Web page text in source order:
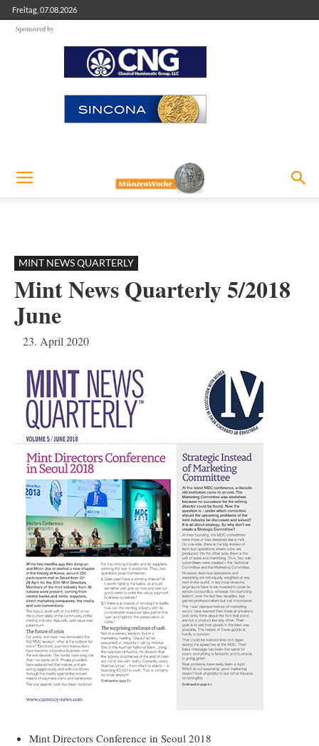
Freitag, 07.08.2026
Sponsored by
MINT NEWS QUARTERLY
Mint News Quarterly 5/2018
June
23. April 2020
Mint Directors Conference in Seoul 2018